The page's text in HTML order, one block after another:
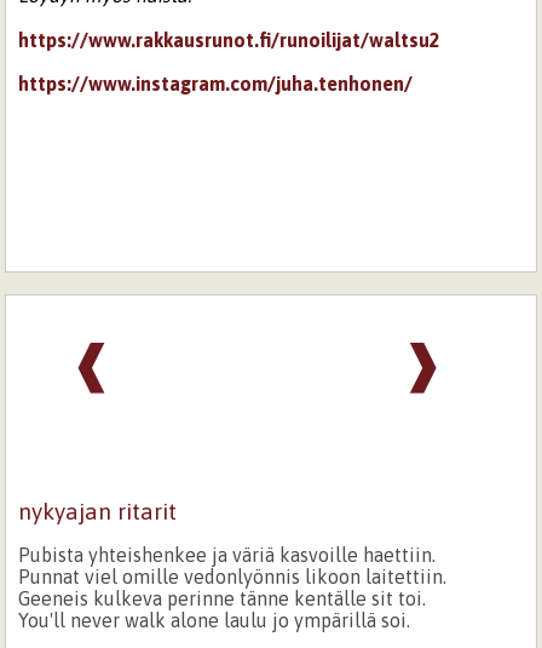
https://www.rakkausrunot.fi/runoilijat/waltsu2
https://www.instagram.com/juha.tenhonen/
❱
❰
nykyajan ritarit
Pubista yhteishenkee ja väriä kasvoille haettiin.
Punnat viel omille vedonlyönnis likoon laitettiin.
Geeneis kulkeva perinne tänne kentälle sit toi.
You'll never walk alone laulu jo ympärillä soi.